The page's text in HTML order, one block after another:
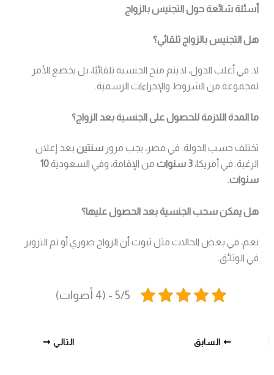
أسئلة شائعة حول التجنيس بالزواج
هل التجنيس بالزواج تلقائي؟
لا. في أغلب الدول، لا يتم منح الجنسية تلقائيًا، بل يخضع الأمر
لمجموعة من الشروط والإجراءات الرسمية.
ما المدة اللازمة للحصول على الجنسية بعد الزواج؟
تختلف حسب الدولة. في مصر، يجب مرور سنتينبعد إعلان
الرغبة. في أمريكا، 3 سنوات من الإقامة، وفي السعودية10
سنوات.
هل يمكن سحب الجنسية بعد الحصول عليها؟
نعم، في بعض الحالات مثل ثبوت أن الزواج صوري أو تم التزوير
في الوثائق.
5/5 - (4 أصوات)
السابق التالي